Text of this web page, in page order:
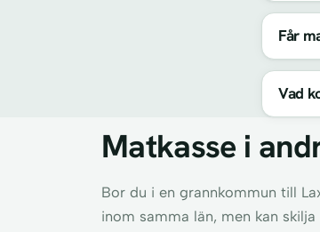
Får
Vad
Matkasse i
Bor du i en grannkommun till
inom samma län, men kan